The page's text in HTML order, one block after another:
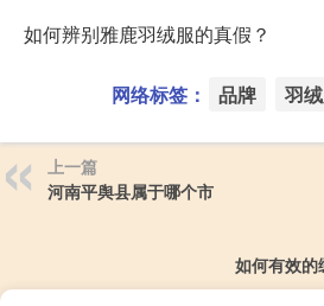
如何辨别雅鹿羽绒服的真假？
网络标签： 品牌 羽
上一篇
河南平舆县属于哪个市
如何有效的